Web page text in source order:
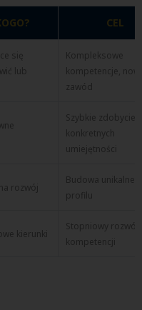
CEL
się
lub
Kompleksowe
kompetencje,
zawód
Szybkie zdobycie
konkretnych
umiejętności
rozwój
Budowa
profilu
kierunki
Stopniowy rozwój
kompetencji